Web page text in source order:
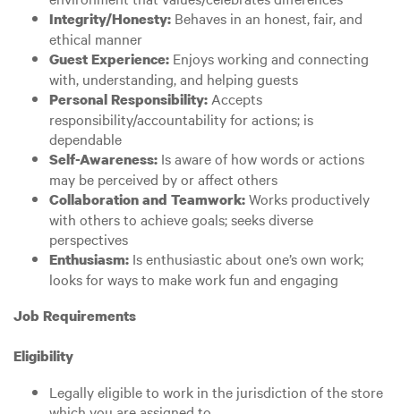
Integrity/Honesty: Behaves in an honest, fair, and
ethical manner
Guest Experience: Enjoys working and connecting
with, understanding, and helping guests
Personal Responsibility: Accepts
responsibility/accountability for actions; is
dependable
Self-Awareness: Is aware of how words or actions
may be perceived by or affect others
Collaboration and Teamwork:Works productively
with others to achieve goals; seeks diverse
perspectives
Enthusiasm: Is enthusiastic about one’s own work;
looks for ways to make work fun and engaging
Job Requirements
Eligibility
Legally eligible to work in the jurisdiction of the store